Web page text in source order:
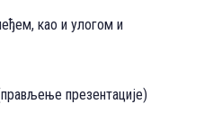
као и улогом и
презентације)